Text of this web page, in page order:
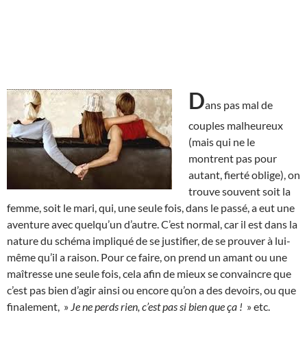
Dans pas mal de
couples malheureux
(mais qui ne le
montrent pas pour
autant, fierté oblige), on
trouve souvent soit la
femme, soit le mari, qui, une seule fois, dans le passé, a eut une
aventure avec quelqu’un d’autre. C’est normal, car il est dans la
nature du schéma impliqué de se justifier, de se prouver à lui-
même qu’il a raison. Pour ce faire, on prend un amant ou une
maîtresse une seule fois, cela afin de mieux se convaincre que
c’est pas bien d’agir ainsi ou encore qu’on a des devoirs, ou que
finalement, » Je ne perds rien, c’est pas si bien que ça ! » etc.